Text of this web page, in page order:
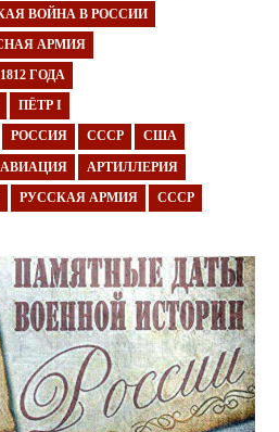
ВОЙНА В РОССИИ
АРМИЯ
ГОДА
ПЁТР I
РОССИЯ СССР США
АВИАЦИЯ АРТИЛЛЕРИЯ
РУССКАЯ АРМИЯ СССР